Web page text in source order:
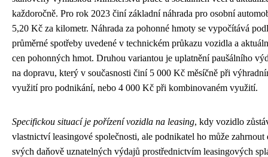
každoročně. Pro rok 2023 činí základní náhrada pro osobní
5,20 Kč za kilometr. Náhrada za pohonné hmoty se vypočítává
průměrné spotřeby uvedené v technickém průkazu vozidla a
cen pohonných hmot. Druhou variantou je uplatnění paušálního
na dopravu, který v současnosti činí 5 000 Kč měsíčně při
využití pro podnikání, nebo 4 000 Kč při kombinovaném využití.
Specifickou situací je pořízení vozidla na leasing, kdy vozidlo
vlastnictví leasingové společnosti, ale podnikatel ho může zahrnout
svých daňově uznatelných výdajů prostřednictvím leasingových